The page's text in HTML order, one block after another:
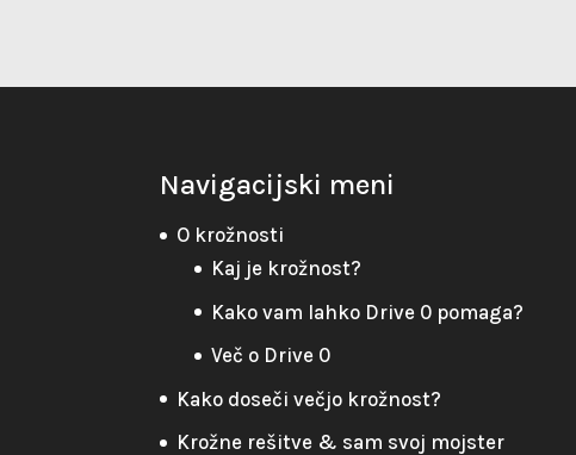
Navigacijski meni
O krožnosti
Kaj je krožnost?
Kako vam lahko Drive 0 pomaga?
Več o Drive 0
Kako doseči večjo krožnost?
Krožne rešitve & sam svoj mojster